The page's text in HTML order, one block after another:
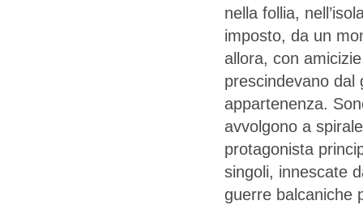
nella follia,
imposto, da un
allora, con
prescindevano dal
appartenenza.
avvolgono a
protagonista
singoli, innescate
guerre balcaniche